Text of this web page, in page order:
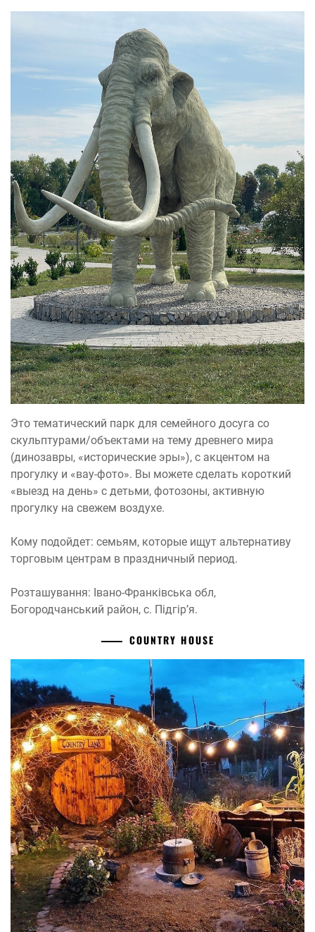
Это тематический парк для семейного досуга со
скульптурами/объектами на тему древнего мира
(динозавры, «исторические эры»), с акцентом на
прогулку и «вау-фото». Вы можете сделать короткий
«выезд на день» с детьми, фотозоны, активную
прогулку на свежем воздухе.
Кому подойдет: семьям, которые ищут альтернативу
торговым центрам в праздничный период.
Розташування: Івано-Франківська обл,
Богородчанський район, с. Підгір’я.
COUNTRY HOUSE